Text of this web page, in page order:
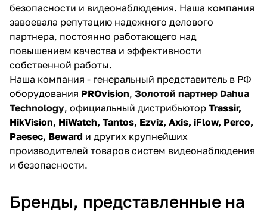
безопасности и видеонаблюдения. Наша компания
завоевала репутацию надежного делового
партнера, постоянно работающего над
повышением качества и эффективности
собственной работы.
Наша компания - генеральный представитель в РФ
оборудования PROvision, Золотой партнер Dahua
Technology, официальный дистрибьютор Trassir,
HikVision, HiWatch, Tantos, Ezviz, Axis, iFlow, Perco,
Paesec, Beward и других крупнейших
производителей товаров систем видеонаблюдения
и безопасности.
Бренды, представленные на